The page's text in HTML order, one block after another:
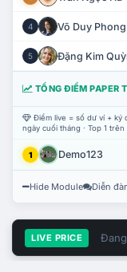
4 Võ Duy Phong
5 Đặng Kim
TỔNG ĐIỂM PAPER
Điểm live = số dư ví + ký
ngày cuối tháng · Top 1
1 Demo123
Hide Module Diễn
LIVE PRICE